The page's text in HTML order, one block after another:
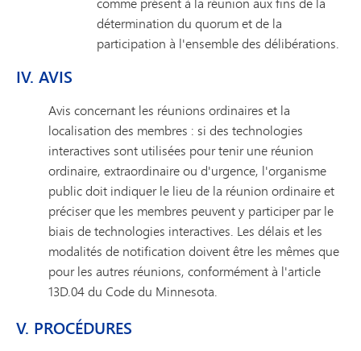
détermination du quorum et de la
participation à l'ensemble des délibérations.
IV. AVIS
Avis concernant les réunions ordinaires et la
localisation des membres : si des technologies
interactives sont utilisées pour tenir une réunion
ordinaire, extraordinaire ou d'urgence, l'organisme
public doit indiquer le lieu de la réunion ordinaire et
préciser que les membres peuvent y participer par le
biais de technologies interactives. Les délais et les
modalités de notification doivent être les mêmes que
pour les autres réunions, conformément à l'article
13D.04 du Code du Minnesota.
V. PROCÉDURES